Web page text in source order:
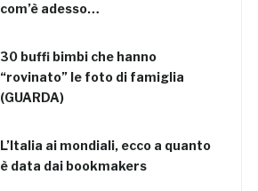
com’è adesso…
30 buffi bimbi che hanno
“rovinato” le foto di famiglia
(GUARDA)
L’Italia ai mondiali, ecco a quanto
è data dai bookmakers